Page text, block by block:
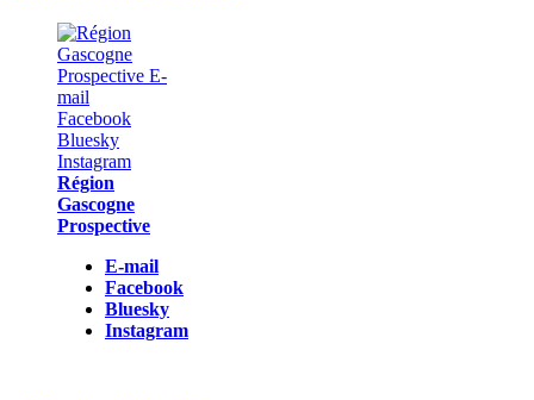
Région
Gascogne
Prospective
E-mail
Facebook
Bluesky
Instagram